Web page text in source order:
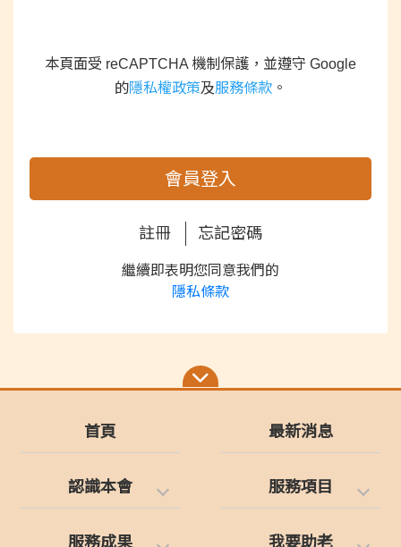
本頁面受 reCAPTCHA 機制保護，並遵守 Google
的隱私權政策及服務條款 。
會員登入
註冊 忘記密碼
繼續即表明您同意我們的
隱私條款
首頁 最新消息
認識本會 服務項目
服務成果 我要助老